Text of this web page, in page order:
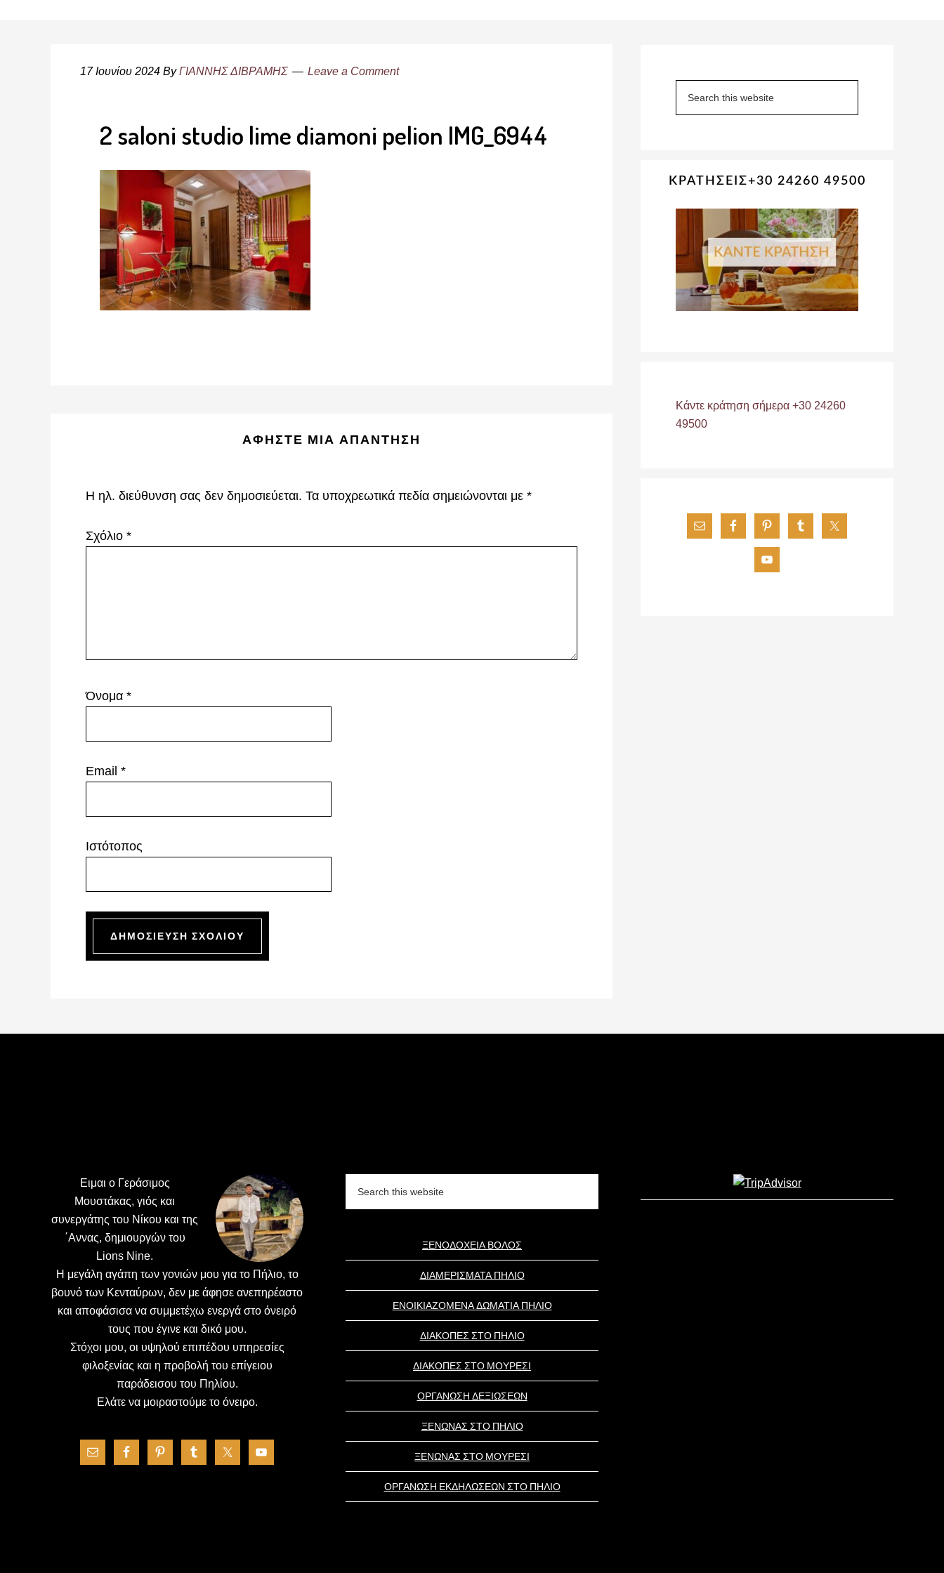
17 Ιουνίου 2024 ByΓΙΑΝΝΗΣ ΔΙΒΡΑΜΗΣ Leave a Comment
2 saloni studio lime diamoni pelion IMG_6944
ΑΦΉΣΤΕ ΜΙΑ ΑΠΆΝΤΗΣΗ
Η ηλ. διεύθυνση σας δεν δημοσιεύεται. Τα υποχρεωτικά πεδία σημειώνονται με *
Σχόλιο *
Όνομα *
Email *
Ιστότοπος
Sidebar
ΚΡΑΤΗΣΕΙΣ+30 24260 49500
Κάντε κράτηση σήμερα +30 24260
49500
Ειμαι ο Γεράσιμος
Μουστάκας, γιός και
συνεργάτης του Νίκου και της
΄Αννας, δημιουργών του
Lions Nine.
H μεγάλη αγάπη των γονιών μου για το Πήλιο, το
βουνό των Κενταύρων, δεν με άφησε ανεπηρέαστο
και αποφάσισα να συμμετέχω ενεργά στο όνειρό
τους που έγινε και δικό μου.
Στόχοι μου, οι υψηλού επιπέδου υπηρεσίες
φιλοξενίας και η προβολή του επίγειου
παράδεισου του Πηλίου.
Ελάτε να μοιραστούμε το όνειρο.
ΞΕΝΟΔΟΧΕΙΑ ΒΟΛΟΣ
ΔΙΑΜΕΡΙΣΜΑΤΑ ΠΗΛΙΟ
ΕΝΟΙΚΙΑΖΟΜΕΝΑ ΔΩΜΑΤΙΑ ΠΗΛΙΟ
ΔΙΑΚΟΠΕΣ ΣΤΟ ΠΗΛΙΟ
ΔΙΑΚΟΠΕΣ ΣΤΟ ΜΟΥΡΕΣΙ
ΟΡΓΑΝΩΣΗ ΔΕΞΙΩΣΕΩΝ
ΞΕΝΩΝΑΣ ΣΤΟ ΠΗΛΙΟ
ΞΕΝΩΝΑΣ ΣΤΟ ΜΟΥΡΕΣΙ
ΟΡΓΑΝΩΣΗ ΕΚΔΗΛΩΣΕΩΝ ΣΤΟ ΠΗΛΙΟ